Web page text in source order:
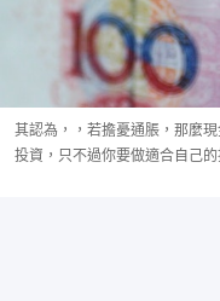
其認為，，若擔憂通脹，那麼
投資，只不過你要做適合自己的